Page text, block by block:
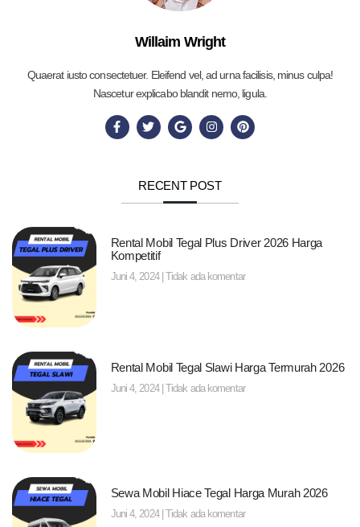
Willaim Wright
Quaerat iusto consectetuer. Eleifend vel, ad urna facilisis, minus culpa!
Nascetur explicabo blandit nemo, ligula.
RECENT POST
Rental Mobil Tegal Plus Driver 2026 Harga
Kompetitif
Juni 4, 2024 Tidak ada komentar
Rental Mobil Tegal Slawi Harga Termurah 2026
Juni 4, 2024 Tidak ada komentar
Sewa Mobil Hiace Tegal Harga Murah 2026
Juni 4, 2024 Tidak ada komentar